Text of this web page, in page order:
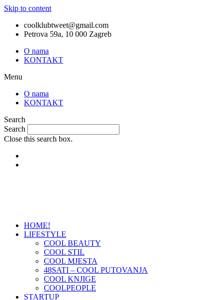
Skip to content
coolklubtweet@gmail.com
Petrova 59a, 10 000 Zagreb
O nama
KONTAKT
Menu
O nama
KONTAKT
Search
Search
Close this search box.
HOME!
LIFESTYLE
COOL BEAUTY
COOL STIL
COOL MJESTA
48SATI – COOL PUTOVANJA
COOL KNJIGE
COOLPEOPLE
STARTUP